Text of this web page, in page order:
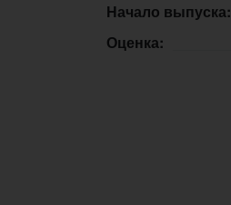
Начало выпуска:
Оценка: